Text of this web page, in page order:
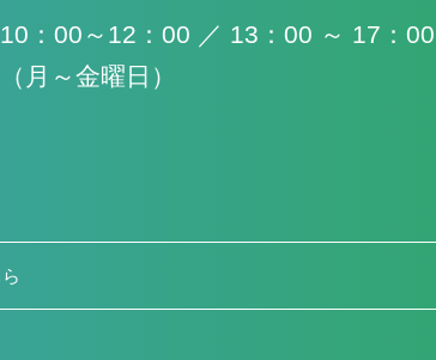
：00～12：00 ／ 13：00 ～ 17：00
曜日）